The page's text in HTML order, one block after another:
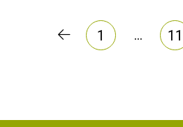
1 … 11